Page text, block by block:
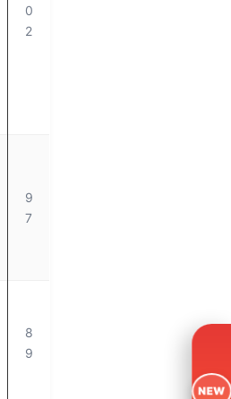
0
2
9
7
8
9
NEW